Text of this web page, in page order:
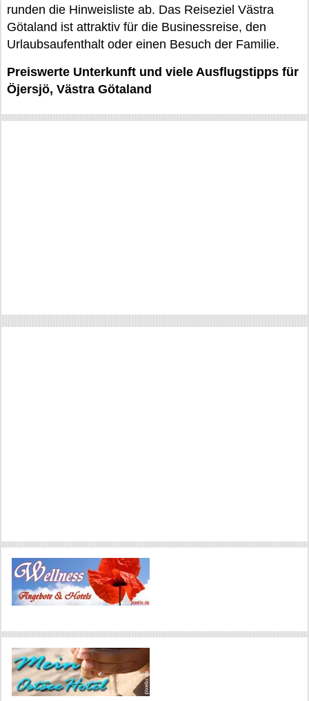
runden die Hinweisliste ab. Das Reiseziel Västra
Götaland ist attraktiv für die Businessreise, den
Urlaubsaufenthalt oder einen Besuch der Familie.
Preiswerte Unterkunft und viele Ausflugstipps für
Öjersjö, Västra Götaland